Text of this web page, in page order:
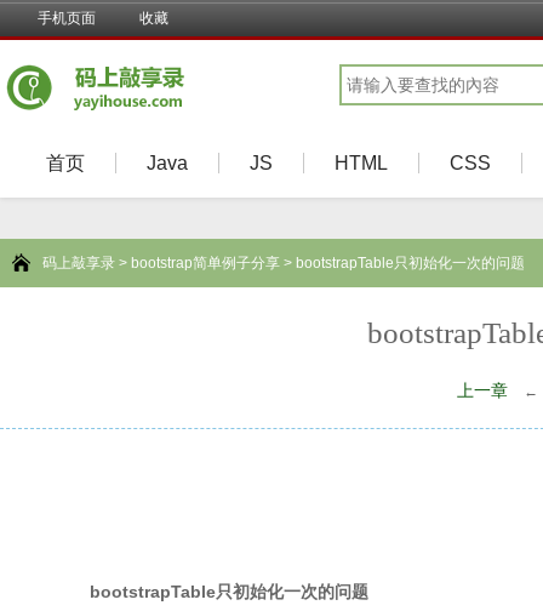
手机页面 收藏
首页 Java JS HTML CSS
码上敲享录 > bootstrap简单例子分享 > bootstrapTable只初始化一次的问题
上一章 ←
bootstrapTable只初始化一次的问题